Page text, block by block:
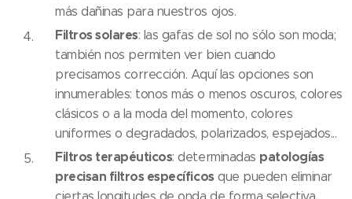
más dañinas para nuestros ojos.
Filtros solares: las gafas de sol no sólo son moda;
también nos permiten ver bien cuando
precisamos corrección. Aquí las opciones son
innumerables: tonos más o menos oscuros, colores
clásicos o a la moda del momento, colores
uniformes o degradados, polarizados, espejados...
Filtros terapéuticos: determinadas patologías
precisan filtros específicosque pueden eliminar